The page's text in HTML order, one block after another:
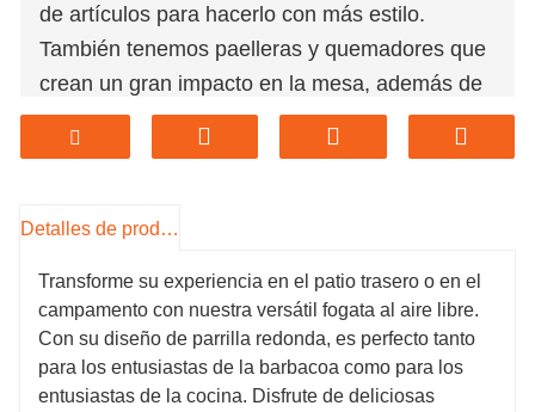
de artículos para hacerlo con más estilo.
También tenemos paelleras y quemadores que
crean un gran impacto en la mesa, además de
accesorios como encendedores de carbón y
cubiertas para hacer la vida un poco más fácil.
en el campamento con nuestra versátil fogata
es perfecto tanto para los entusiastas de la
barbacoa como para los entusiastas de la
cocina. Disfrute de deliciosas comidas a la
parrilla sin necesidad de aceite, gracias a la
Detalles de producto
Transforme su experiencia en el patio trasero o en el
campamento con nuestra versátil fogata al aire libre.
Con su diseño de parrilla redonda, es perfecto tanto
para los entusiastas de la barbacoa como para los
entusiastas de la cocina. Disfrute de deliciosas